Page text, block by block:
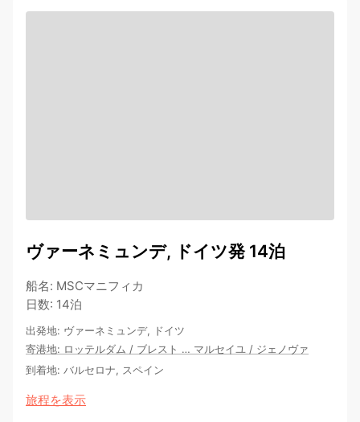
ヴァーネミュンデ, ドイツ発 14泊
船名: MSCマニフィカ
日数: 14泊
出発地: ヴァーネミュンデ, ドイツ
寄港地: ロッテルダム / ブレスト … マルセイユ / ジェノヴァ
到着地: バルセロナ, スペイン
旅程を表示